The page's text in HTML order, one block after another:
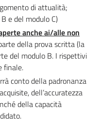
di attualità;
e del modulo C)
anche ai/alle non
della prova scritta (la
del modulo B. I rispettivi
finale.
conto della padronanza
dell’accuratezza
della capacità